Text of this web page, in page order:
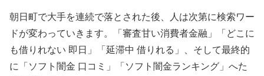
朝日町で大手を連続で落とされた後、人は次第に検索ワー
ドが変わっていきます。「審査甘い消費者金融」「どこに
も借りれない 即日」「延滞中 借りれる」、そして最終的
に「ソフト闇金 口コミ」「ソフト闇金ランキング」へた